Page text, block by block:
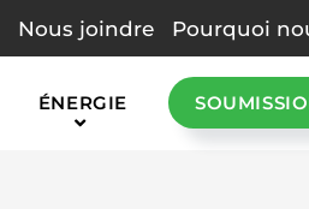
Nous joindre Pourquoi
ÉNERGIE